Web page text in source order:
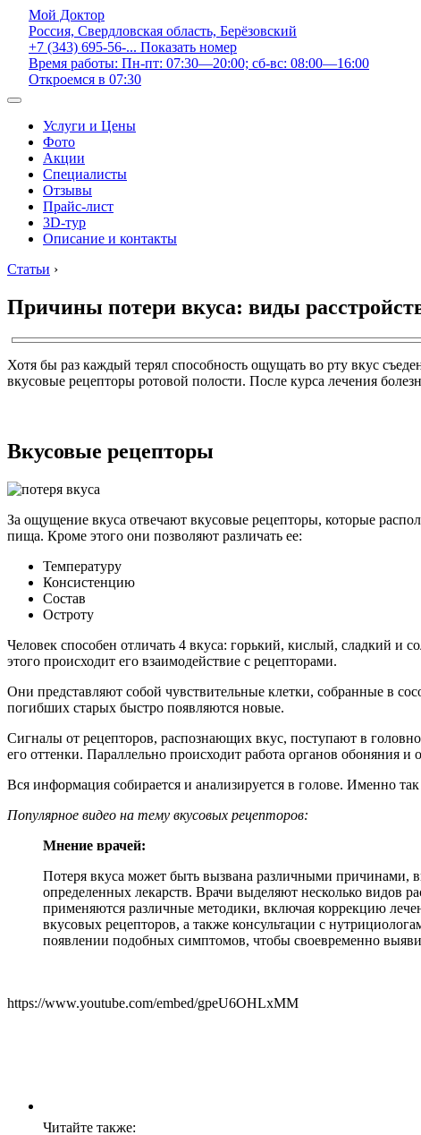
Мой Доктор
Россия, Свердловская область, Берёзовский
+7 (343) 695-56-... Показать номер
Время работы: Пн-пт: 07:30—20:00; сб-вс: 08:00—16:00
Откроемся в 07:30
Услуги и Цены
Фото
Акции
Специалисты
Отзывы
Прайс-лист
3D-тур
Описание и контакты
Статьи ›
Причины потери вкуса: виды
Хотя бы раз каждый терял способность ощущать во рту вкус
вкусовые рецепторы ротовой полости. После курса лечения
Вкусовые рецепторы
За ощущение вкуса отвечают вкусовые рецепторы, которые
пища. Кроме этого они позволяют различать ее:
Температуру
Консистенцию
Состав
Остроту
Человек способен отличать 4 вкуса: горький, кислый, сладкий и
этого происходит его взаимодействие с рецепторами.
Они представляют собой чувствительные клетки, собранные в
погибших старых быстро появляются новые.
Сигналы от рецепторов, распознающих вкус, поступают в
его оттенки. Параллельно происходит работа органов обоняния и
Вся информация собирается и анализируется в голове. Именно
Популярное видео на тему вкусовых рецепторов:
Мнение врачей:
Потеря вкуса может быть вызвана различными причинами,
определенных лекарств. Врачи выделяют несколько видов
применяются различные методики, включая коррекцию
вкусовых рецепторов, а также консультации с
появлении подобных симптомов, чтобы своевременно
https://www.youtube.com/embed/gpeU6OHLxMM
Читайте также: